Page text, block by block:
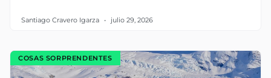
Santiago Cravero Igarza julio 29, 2026
COSAS SORPRENDENTES